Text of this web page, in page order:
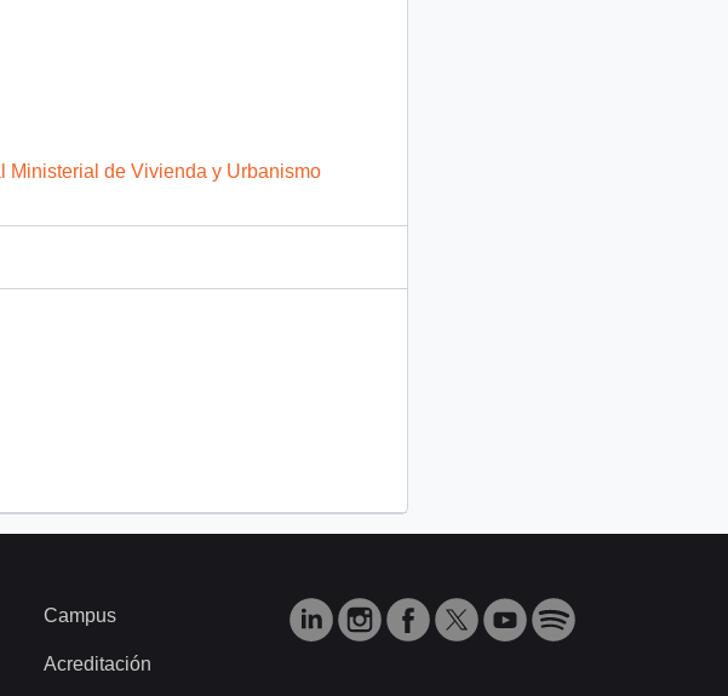
Ministerial de Vivienda y Urbanismo
Campus
Acreditación